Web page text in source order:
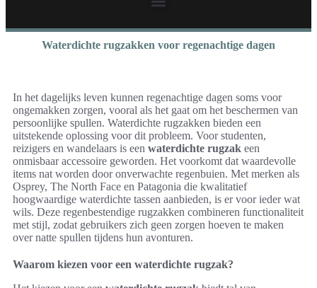
Waterdichte rugzakken voor regenachtige dagen
In het dagelijks leven kunnen regenachtige dagen soms voor
ongemakken zorgen, vooral als het gaat om het beschermen van
persoonlijke spullen. Waterdichte rugzakken bieden een
uitstekende oplossing voor dit probleem. Voor studenten,
reizigers en wandelaars is een waterdichte rugzak een
onmisbaar accessoire geworden. Het voorkomt dat waardevolle
items nat worden door onverwachte regenbuien. Met merken als
Osprey, The North Face en Patagonia die kwalitatief
hoogwaardige waterdichte tassen aanbieden, is er voor ieder wat
wils. Deze regenbestendige rugzakken combineren functionaliteit
met stijl, zodat gebruikers zich geen zorgen hoeven te maken
over natte spullen tijdens hun avonturen.
Waarom kiezen voor een waterdichte rugzak?